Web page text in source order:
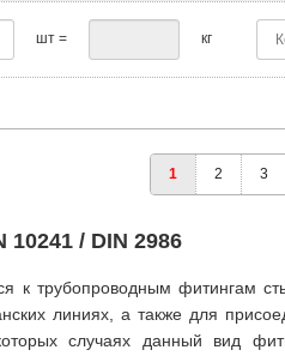
шт = кг
1 2 3
/ DIN 2986
к трубопроводным фитингам
линиях, а также для
случаях данный вид